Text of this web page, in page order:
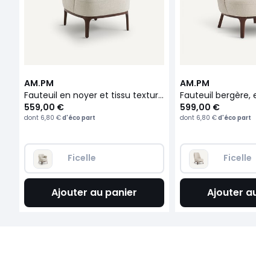
AM.PM
Fauteuil en noyer et tissu texturé, Jabote
559,00 €
dont 6,80 €d'éco part
Ficelle
Ajouter au panier
AM.PM
599,00 €
dont 6,80 €d'éco part
Ficelle
Ajouter